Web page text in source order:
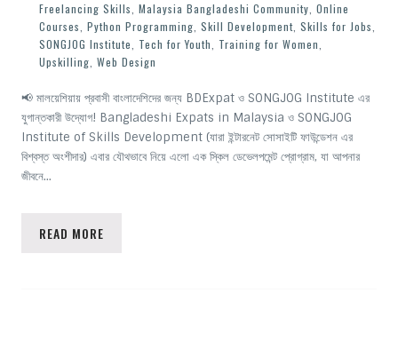
Freelancing Skills Malaysia Bangladeshi Community Online
Courses Python Programming Skill Development, Skills for Jobs
SONGJOG Institute
Tech for Youth Training for Women
Upskilling Web Design
📢 মালয়েশিয়ায় প্রবাসী বাংলাদেশিদের জন্য BDExpat ও SONGJOG Institute এর
যুগান্তকারী উদ্যোগ! Bangladeshi Expats in Malaysia ও SONGJOG
Institute of Skills Development (যারা ইন্টারনেট সোসাইটি ফাউন্ডেশন এর
বিশ্বস্ত অংশীদার) এবার যৌথভাবে নিয়ে এলো এক স্কিল ডেভেলপমেন্ট প্রোগ্রাম, যা আপনার
জীবনে…
READ MORE